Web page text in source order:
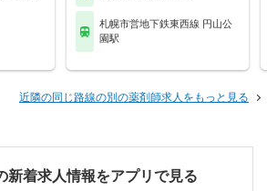
札幌市営地下鉄東西線 円山公
園駅
近隣の同じ路線の別の薬剤師求人をもっと見る
新着求人情報をアプリで見る